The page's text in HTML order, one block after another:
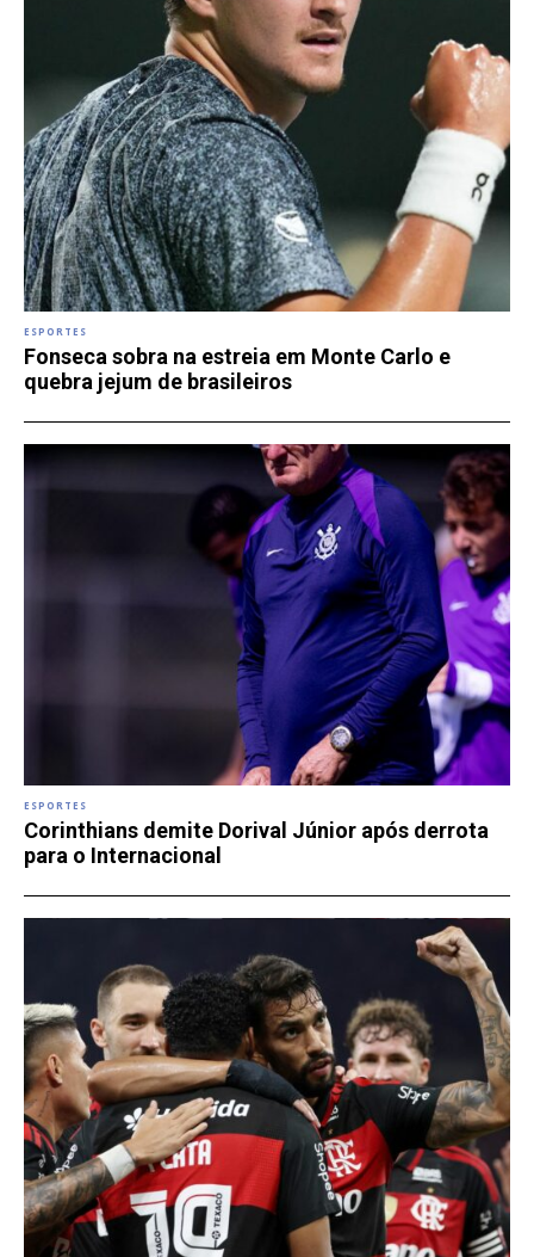
ESPORTES
Fonseca sobra na estreia em Monte Carlo e
quebra jejum de brasileiros
ESPORTES
Corinthians demite Dorival Júnior após derrota
para o Internacional